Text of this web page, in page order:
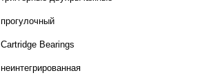
прогулочный
Cartridge Bearings
неинтегрированная